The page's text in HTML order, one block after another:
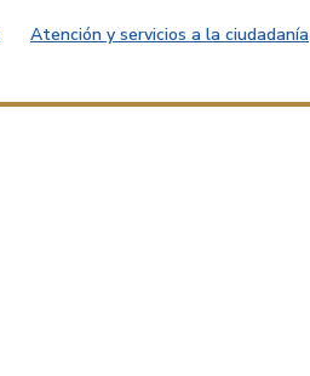
Atención y servicios a la ciudadanía